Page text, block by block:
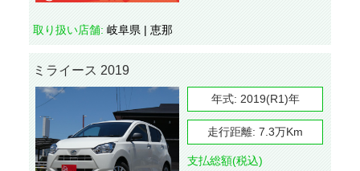
取り扱い店舗: 岐阜県 | 恵那
ミライース 2019
年式: 2019(R1)年
走行距離: 7.3万Km
支払総額(税込)